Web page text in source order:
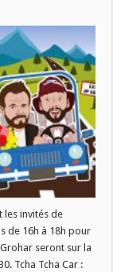
les invités de
de 16h à 18h pour
seront sur la
Tcha Tcha Car :